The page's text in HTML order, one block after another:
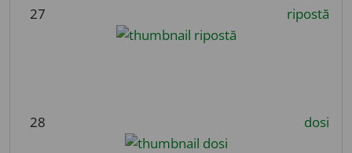
27 ripostă
28 dosi